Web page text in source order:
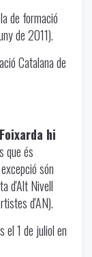
de formació
de 2011).
Catalana de
hi
que és
són
d'Alt Nivell
d'AN).
el 1 de juliol en